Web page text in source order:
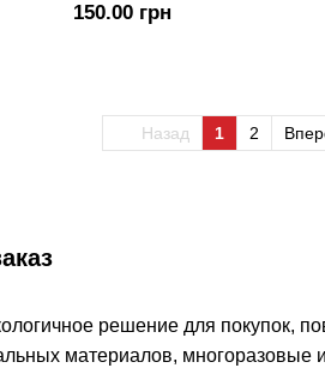
решение для покупок,
материалов, многоразовые
150.00 грн
Назад 1 2